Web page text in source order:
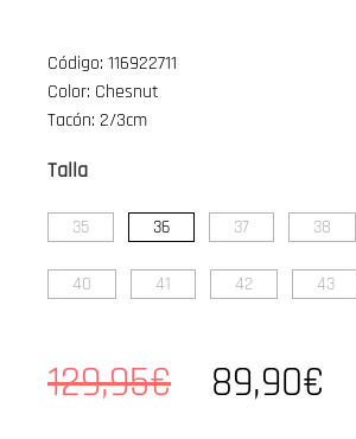
Código: 116922711
Color: Chesnut
Tacón: 2/3cm
Talla
35 36 37 38
40 41 42 43
129,95€ 89,90€